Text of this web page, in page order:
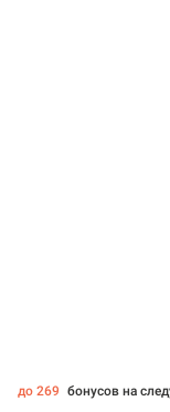
до 269 бонусов на